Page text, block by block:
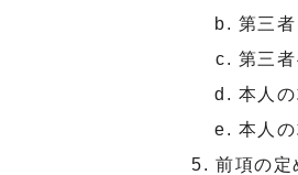
第三
第三
本人
本人
前項の定